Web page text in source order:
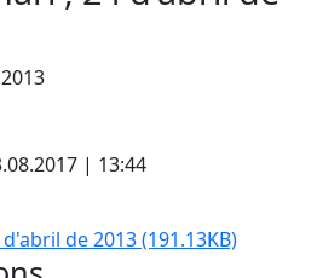
| 13:44
de 2013(191.13KB)